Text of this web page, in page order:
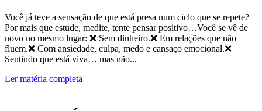
Você já teve a sensação de que está presa num ciclo que se repete?
Por mais que estude, medite, tente pensar positivo…Você se vê de
novo no mesmo lugar: ❌ Sem dinheiro.❌ Em relações que não
fluem.❌ Com ansiedade, culpa, medo e cansaço emocional.❌
Sentindo que está viva… mas não...
Ler matéria completa